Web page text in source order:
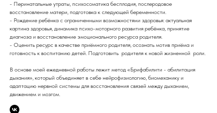
- Перинатальные утраты, психосоматика бесплодия, послеродовое
восстановление матери, подготовка к следующей беременности.
- Рождение ребёнка с ограниченными возможностями здоровья: актуальная
картина здоровья, динамика психо-моторного развития ребёнка, принятие
диагноза и восстановление эмоционального ресурса родителя.
- Оценить ресурс в качестве приёмного родителя, осознать мотив приёма и
готовность к воспитанию детей. Подготовить родителя к новой жизненной роли.
В основе моей ежедневной работы лежит метод «Брифабилити - абилитация
дыхания», который объединяет в себе нейрофизиологию, биомеханику и
адаптацию нервной системы для восстановления связей между дыханием,
движением и мозгом.